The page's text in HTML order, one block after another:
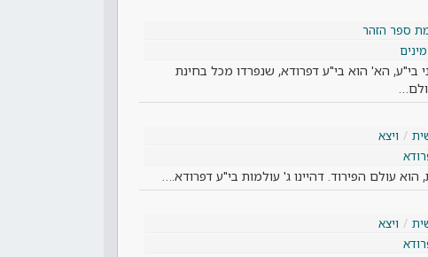
ספר הזהר
בי"ע, הא' הוא בי"ע דפרודא, שנפרדו מכל בחינת
ויצא
עולם הפירוד. דהיינו ג' עולמות בי"ע דפרודא.…
ויצא